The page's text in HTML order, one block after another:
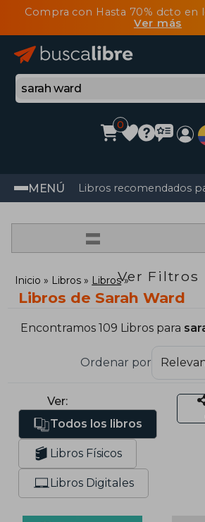
Compra con Hasta 70% dcto en
Ver más
0
MENÚ Libros recomendados
=
Ver Filtros
Inicio Libros Libros
Libros de Sarah Ward
Encontramos 109 Libros para
Ordenar por
Ver:
Todos los libros
Libros Físicos
Libros Digitales